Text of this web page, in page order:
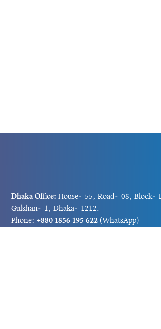
Dhaka Office: House-55, Road-08, Block-
Gulshan-1, Dhaka-1212.
Phone: +880 1856 195 622 (WhatsApp)